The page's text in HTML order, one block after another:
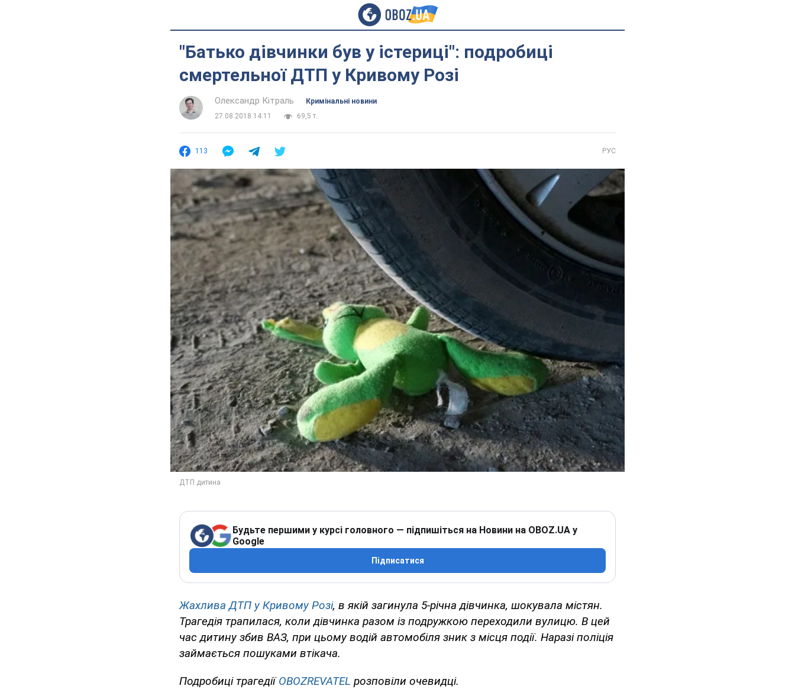
"Батько дівчинки був у істериці": подробиці
смертельної ДТП у Кривому Розі
Олександр Кітраль
Кримінальні новини
27.08.2018 14:11
69,5 т.
113 РУС
Будьте першими у курсі головного — підпишіться на Новини на OBOZ.UA у
Google
Підписатися
Жахлива ДТП у Кривому Розі, в якій загинула 5-річна дівчинка, шокувала містян.
Трагедія трапилася, коли дівчинка разом із подружкою переходили вулицю. В цей
час дитину збив ВАЗ, при цьому водій автомобіля зник з місця події. Наразі поліція
займається пошуками втікача.
Подробиці трагедіїOBOZREVATEL розповіли очевидці.